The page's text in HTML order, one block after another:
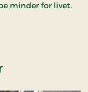
minder for livet.